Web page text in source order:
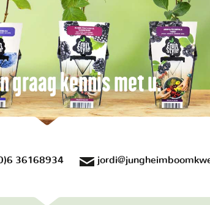
graag kennis met u.
36168934